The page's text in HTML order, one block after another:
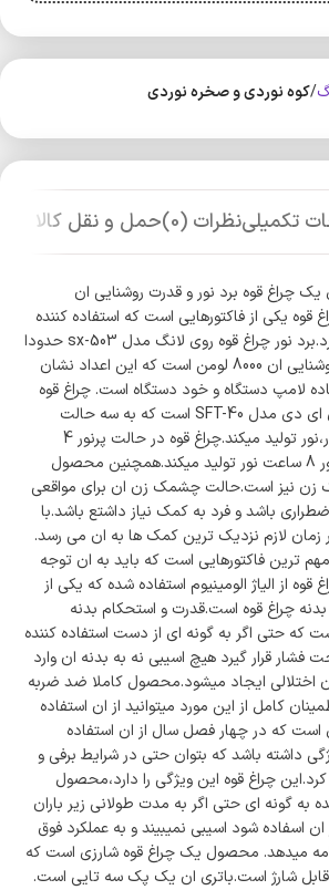
کوه‌ نوردی و صخره نوردی
تکمیلینظرات (0) حمل و نقل کالا
چراغ قوه برد نور و قدرت روشنایی ان
قوه یکی از فاکتورهایی است که استفاده کننده
حتما ان را در نظر میگیرد.برد نور چراغ قوه روی لانگ مدل sx-503 حدودا
1000 متر بوده و قدرت روشنایی ان 8000 لومن است که این اعداد نشان
لامپ دستگاه و خود دستگاه است. چراغ قوه
دارای یک عدد لامپ ال ای دی مدل SFT-40 است که به سه حالت
متوسط و پر نور و کم نور،نور تولید میکند.چراغ قوه در حالت پرنور 4
ساعت و در حالت کم نور 8 ساعت نور تولید میکند.همچنین محصول
نیز است.حالت چشمک زن ان برای مواقعی
باشد و فرد به کمک نیاز داشتع باشد.با
زمان لازم نزدیک ترین کمک ها به ان می رسد.
ترین فاکتورهایی است که باید به ان توجه
از الیاژ الومینیوم استفاده شده که یکی از
چراغ قوه است.قدرت و استحکام بدنه
که حتی اگر به گونه ای از دست استفاده کننده
فشار قرار گیرد هیچ اسیبی نه به بدنه ان وارد
اختلالی ایجاد میشود.محصول کاملا ضد ضربه
کامل از این مورد میتوانید از ان استفاده
است که در چهار فصل سال از ان استفاده
داشته باشد که بتوان حتی در شرایط برفی و
کرد.این چراغ قوه این ویژگی را دارد،محصول
گونه ای حتی اگر به مدت طولانی زیر باران
اسفاده شود اسیبی نمیبیند و به عملکرد فوق
میدهد. محصول یک چراغ قوه شارزی است که
شارژ است.باتری ان یک پک سه تایی است.